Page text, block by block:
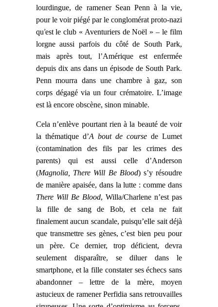
lourdingue, de ramener Sean Penn à la vie,
pour le voir piégé par le conglomérat proto-nazi
qu’est le club « Aventuriers de Noël » – le film
lorgne aussi parfois du côté de South Park,
mais après tout, l’Amérique est enfermée
depuis dix ans dans un épisode de South Park.
Penn mourra dans une chambre à gaz, son
corps dégagé via un four crématoire. L’image
est là encore obscène, sinon minable.
Cela n’enlève pourtant rien à la beauté de voir
la thématique d’A bout de course de Lumet
(contamination des fils par les crimes des
parents) qui est aussi celle d’Anderson
(Magnolia, There Will Be Blood) s’y résoudre
de manière apaisée, dans la lutte : comme dans
There Will Be Blood, Willa/Charlene n’est pas
la fille de sang de Bob, et cela ne fait
finalement aucun scandale, puisqu’elle sait déjà
que transmettre ses gènes, c’est bien peu pour
un père. Ce dernier, trop déficient, devra
seulement disparaître, se diluer dans le
smartphone, et la fille constater ses échecs sans
abandonner – lettre de la mère, moyen
astucieux de ramener Perfidia sans retrouvailles